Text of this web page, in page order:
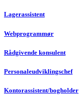
Lagerassistent
Webprogrammør
Rådgivende konsulent
Personaleudviklingschef
Kontorassistent/bogholder